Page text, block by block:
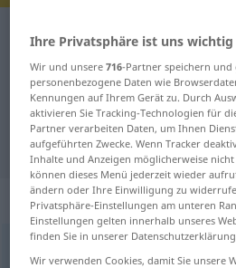
Kroatisch-Deutsch Wörterbuch
Kroatisch-Deutsch
"stegnuti"
"stegnuti" Deutsch
„stegnuti“
-gnuo
Ihre Privatsphäre ist uns wichtig
Wir und unsere716-Partner speichern
personenbezogene Daten wie
Kennungen auf Ihrem Gerät zu. Durch
aktivieren Sie Tracking-Technologien für
Partner verarbeiten Daten, um Ihnen
aufgeführten Zwecke. Wenn Tracker
Inhalte und Anzeigen möglicherweise
können dieses Menü jederzeit wieder
ändern oder Ihre Einwilligung zu
Privatsphäre-Einstellungen am unteren
Einstellungen gelten innerhalb unseres
finden Sie in unserer
Wir verwenden Cookies, damit Sie unsere